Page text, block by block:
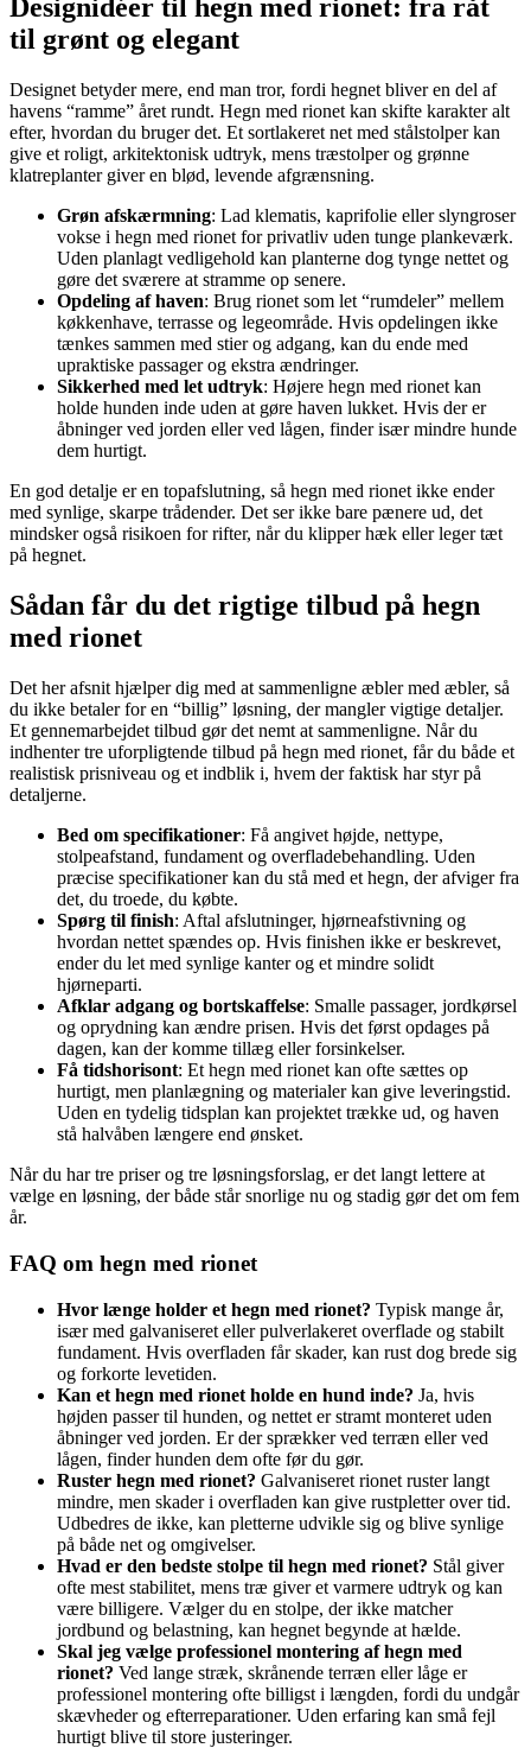
Designidéer til hegn med rionet: fra råt
til grønt og elegant
Designet betyder mere, end man tror, fordi hegnet bliver en del af
havens “ramme” året rundt. Hegn med rionet kan skifte karakter alt
efter, hvordan du bruger det. Et sortlakeret net med stålstolper kan
give et roligt, arkitektonisk udtryk, mens træstolper og grønne
klatreplanter giver en blød, levende afgrænsning.
Grøn afskærmning: Lad klematis, kaprifolie eller slyngroser
vokse i hegn med rionet for privatliv uden tunge plankeværk.
Uden planlagt vedligehold kan planterne dog tynge nettet og
gøre det sværere at stramme op senere.
Opdeling af haven: Brug rionet som let “rumdeler” mellem
køkkenhave, terrasse og legeområde. Hvis opdelingen ikke
tænkes sammen med stier og adgang, kan du ende med
upraktiske passager og ekstra ændringer.
Sikkerhed med let udtryk: Højere hegn med rionet kan
holde hunden inde uden at gøre haven lukket. Hvis der er
åbninger ved jorden eller ved lågen, finder især mindre hunde
dem hurtigt.
En god detalje er en topafslutning, så hegn med rionet ikke ender
med synlige, skarpe trådender. Det ser ikke bare pænere ud, det
mindsker også risikoen for rifter, når du klipper hæk eller leger tæt
på hegnet.
Sådan får du det rigtige tilbud på hegn
med rionet
Det her afsnit hjælper dig med at sammenligne æbler med æbler, så
du ikke betaler for en “billig” løsning, der mangler vigtige detaljer.
Et gennemarbejdet tilbud gør det nemt at sammenligne. Når du
indhenter tre uforpligtende tilbud på hegn med rionet, får du både et
realistisk prisniveau og et indblik i, hvem der faktisk har styr på
detaljerne.
Bed om specifikationer: Få angivet højde, nettype,
stolpeafstand, fundament og overfladebehandling. Uden
præcise specifikationer kan du stå med et hegn, der afviger fra
det, du troede, du købte.
Spørg til finish: Aftal afslutninger, hjørneafstivning og
hvordan nettet spændes op. Hvis finishen ikke er beskrevet,
ender du let med synlige kanter og et mindre solidt
hjørneparti.
Afklar adgang og bortskaffelse: Smalle passager, jordkørsel
og oprydning kan ændre prisen. Hvis det først opdages på
dagen, kan der komme tillæg eller forsinkelser.
Få tidshorisont: Et hegn med rionet kan ofte sættes op
hurtigt, men planlægning og materialer kan give leveringstid.
Uden en tydelig tidsplan kan projektet trække ud, og haven
stå halvåben længere end ønsket.
Når du har tre priser og tre løsningsforslag, er det langt lettere at
vælge en løsning, der både står snorlige nu og stadig gør det om fem
år.
FAQ om hegn med rionet
Hvor længe holder et hegn med rionet? Typisk mange år,
især med galvaniseret eller pulverlakeret overflade og stabilt
fundament. Hvis overfladen får skader, kan rust dog brede sig
og forkorte levetiden.
Kan et hegn med rionet holde en hund inde? Ja, hvis
højden passer til hunden, og nettet er stramt monteret uden
åbninger ved jorden. Er der sprækker ved terræn eller ved
lågen, finder hunden dem ofte før du gør.
Ruster hegn med rionet? Galvaniseret rionet ruster langt
mindre, men skader i overfladen kan give rustpletter over tid.
Udbedres de ikke, kan pletterne udvikle sig og blive synlige
på både net og omgivelser.
Hvad er den bedste stolpe til hegn med rionet? Stål giver
ofte mest stabilitet, mens træ giver et varmere udtryk og kan
være billigere. Vælger du en stolpe, der ikke matcher
jordbund og belastning, kan hegnet begynde at hælde.
Skal jeg vælge professionel montering af hegn med
rionet? Ved lange stræk, skrånende terræn eller låge er
professionel montering ofte billigst i længden, fordi du undgår
skævheder og efterreparationer. Uden erfaring kan små fejl
hurtigt blive til store justeringer.